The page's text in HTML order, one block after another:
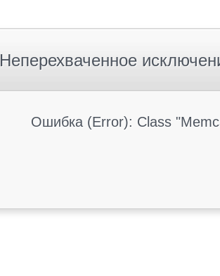
Неперехваченное
Ошибка (Error): Class